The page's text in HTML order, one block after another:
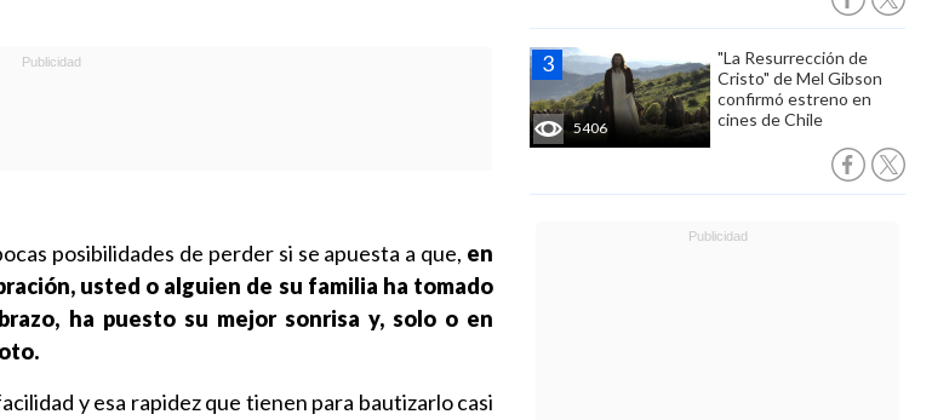
5406
"La Resurrección de
Cristo" de Mel Gibson
confirmó estreno en
cines de Chile
posibilidades de perder si se apuesta a que, en
usted o alguien de su familia ha tomado
ha puesto su mejor sonrisa y, solo o en
y esa rapidez que tienen para bautizarlo casi